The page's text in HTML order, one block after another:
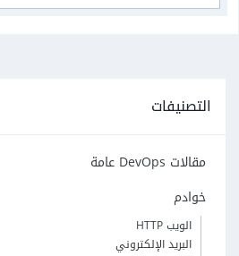
التصنيفات
مقالات DevOps عامة
خوادم
الويب HTTP
البريد الإلكتروني